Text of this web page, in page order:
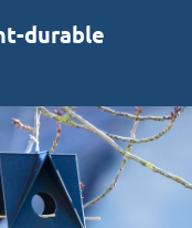
durable